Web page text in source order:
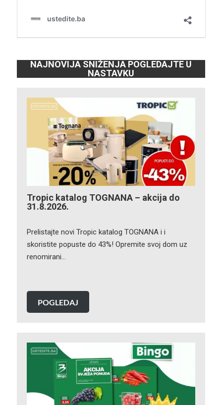
NAJNOVIJA SNIŽENJA POGLEDAJTE U
NASTAVKU
Tropic katalog TOGNANA – akcija do
31.8.2026.
Prelistajte novi Tropic katalog TOGNANA i i
skoristite popuste do 43%! Opremite svoj dom uz
renomirani…
POGLEDAJ